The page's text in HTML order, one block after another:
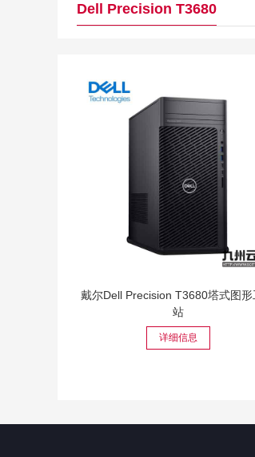
Dell Precision T3680
戴尔Dell Precision T3680塔式图形
站
详细信息